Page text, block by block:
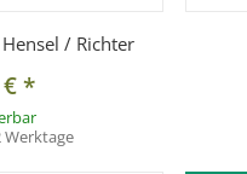
/ Richter
€*
Werktage